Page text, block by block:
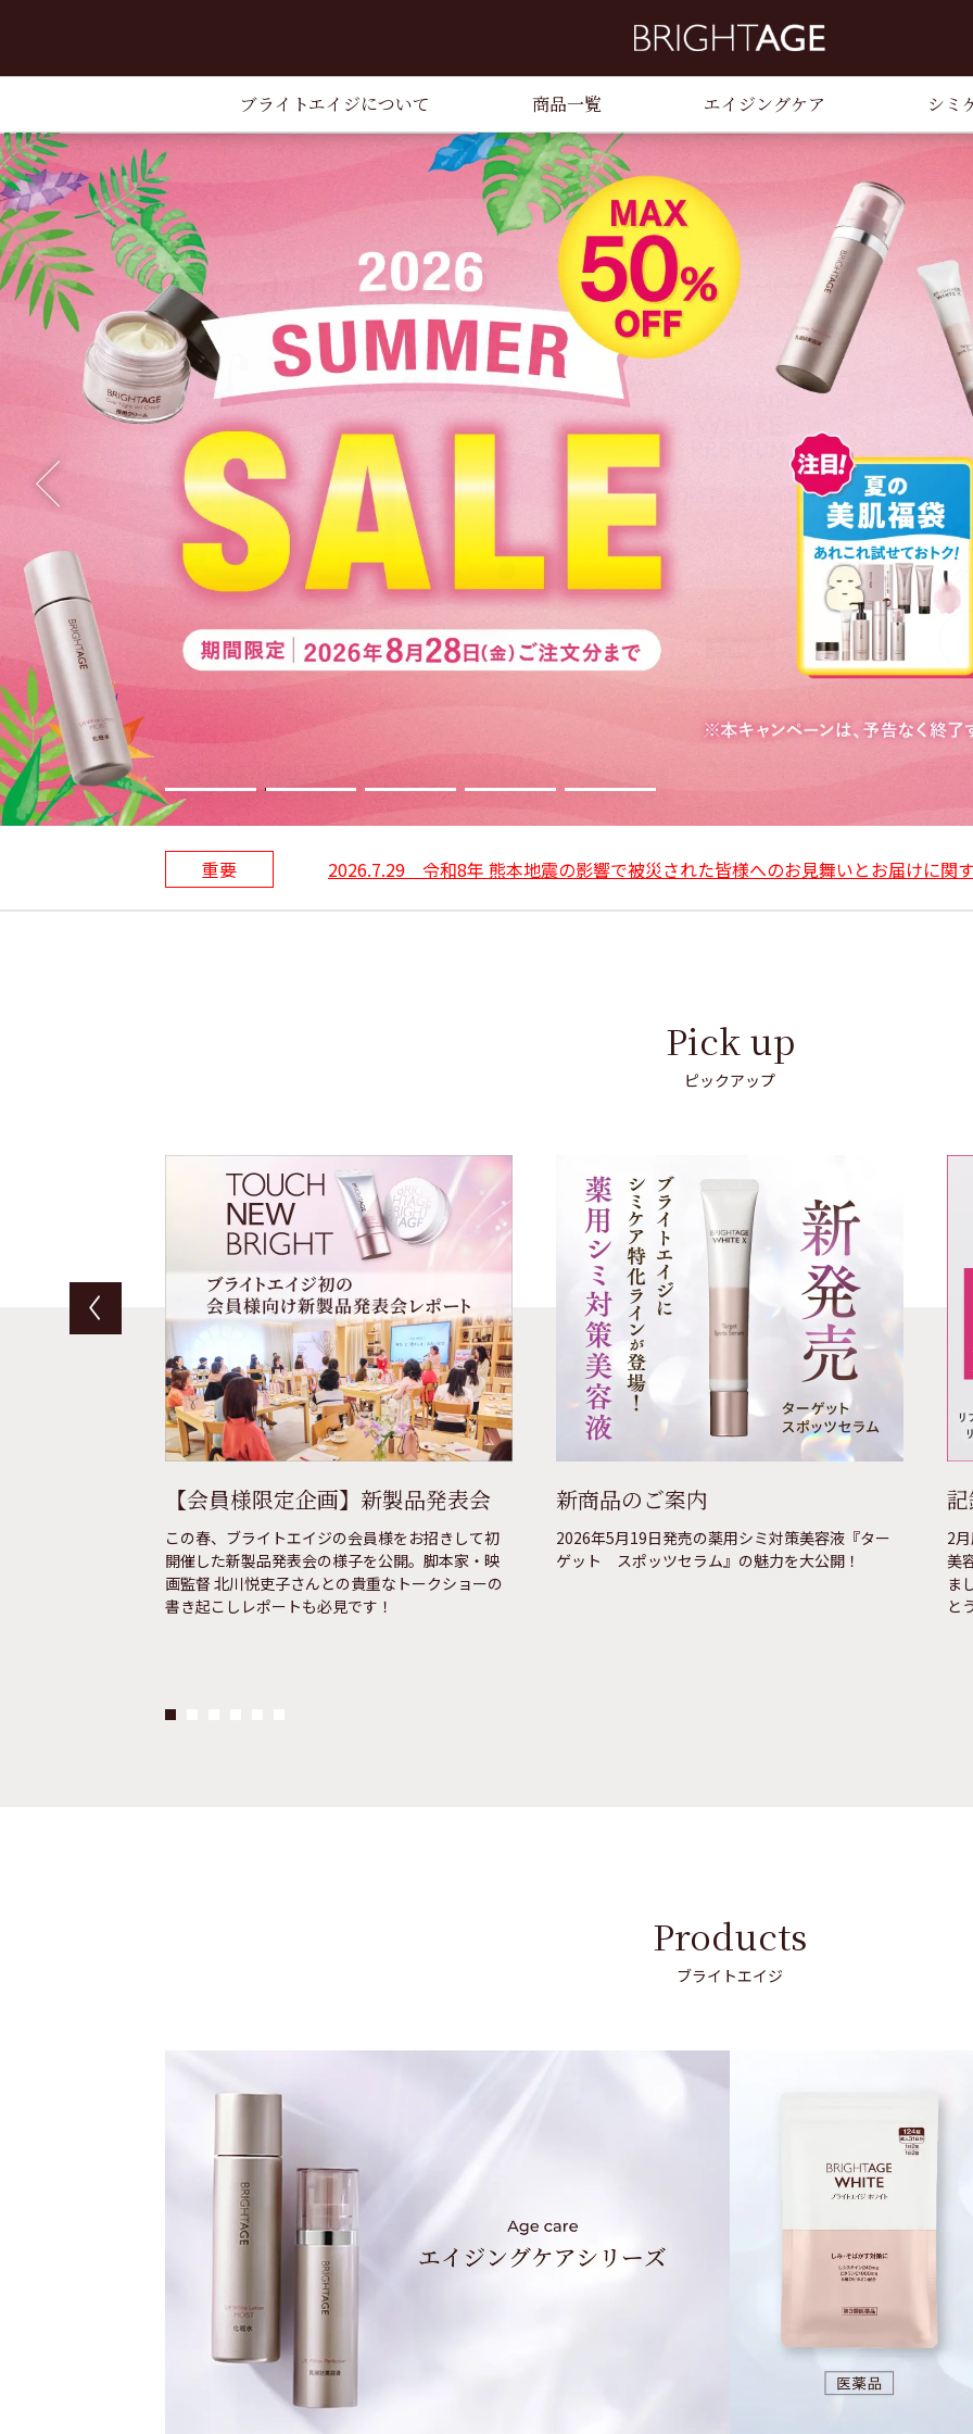
ブライトエイジについて 商品一覧 エイジングケア シミ
Previous
重要 2026.7.29 令和8年 熊本地震の影響で被災された皆様へのお見舞いとお届けに関
Pick up
ピックアップ
Previous
【会員様限定企画】新製品発表会
この春、ブライトエイジの会員様をお招きして初
開催した新製品発表会の様子を公開。脚本家・映
画監督 北川悦吏子さんとの貴重なトークショーの
書き起こしレポートも必見です！
新商品のご案内
2026年5月19日発売の薬用シミ対策美容液『ター
ゲット スポッツセラム』の魅力を大公開！
2
美
ま
と
Products
ブライトエイジ